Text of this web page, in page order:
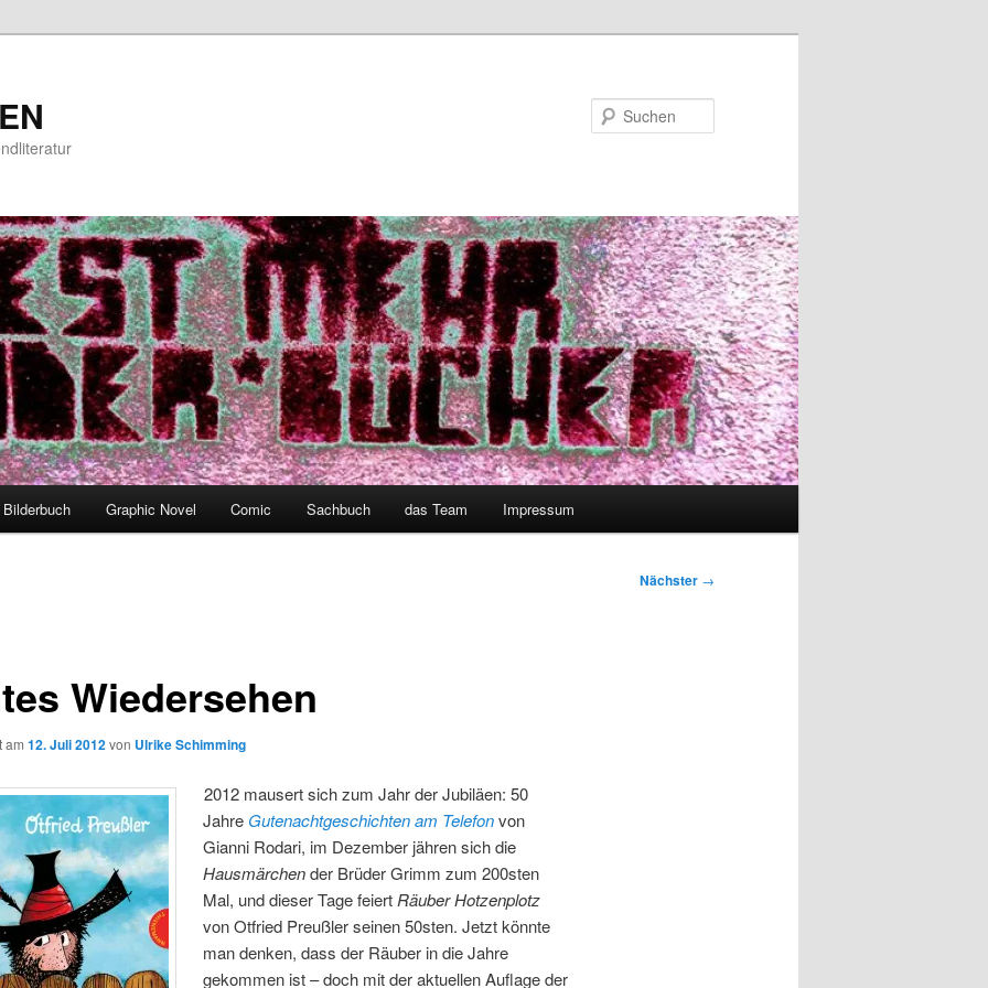
Bilderbuch Graphic Novel Comic Sachbuch das Team Impressum
Nächster →
Wiedersehen
am 12. Juli 2012von Ulrike Schimming
2012 mausert sich zum Jahr der Jubiläen: 50
Jahre Gutenachtgeschichten am Telefonvon
Gianni Rodari, im Dezember jähren sich die
Hausmärchender Brüder Grimm zum 200sten
Mal, und dieser Tage feiert Räuber Hotzenplotz
von Otfried Preußler seinen 50sten. Jetzt könnte
man denken, dass der Räuber in die Jahre
gekommen ist – doch mit der aktuellen Auflage der